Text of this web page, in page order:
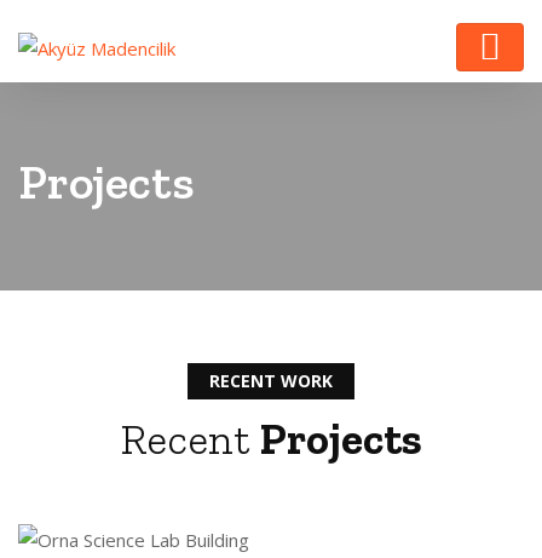
Projects
RECENT WORK
Recent Projects